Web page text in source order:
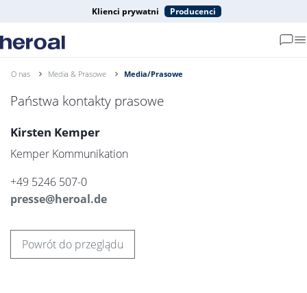
Klienci prywatni Producenci
O nas Media & Prasowe Media/Prasowe
Państwa kontakty prasowe
Kirsten Kemper
Kemper Kommunikation
+49 5246 507-0
presse@heroal.de
Powrót do przeglądu